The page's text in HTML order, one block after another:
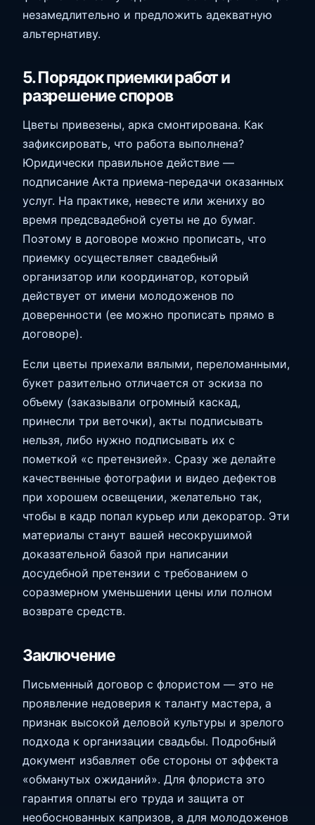
незамедлительно и предложить адекватную
альтернативу.
5. Порядок приемки работ и
разрешение споров
Цветы привезены, арка смонтирована. Как
зафиксировать, что работа выполнена?
Юридически правильное действие —
подписание Акта приема-передачи оказанных
услуг. На практике, невесте или жениху во
время предсвадебной суеты не до бумаг.
Поэтому в договоре можно прописать, что
приемку осуществляет свадебный
организатор или координатор, который
действует от имени молодоженов по
доверенности (ее можно прописать прямо в
договоре).
Если цветы приехали вялыми, переломанными,
букет разительно отличается от эскиза по
объему (заказывали огромный каскад,
принесли три веточки), акты подписывать
нельзя, либо нужно подписывать их с
пометкой «с претензией». Сразу же делайте
качественные фотографии и видео дефектов
при хорошем освещении, желательно так,
чтобы в кадр попал курьер или декоратор. Эти
материалы станут вашей несокрушимой
доказательной базой при написании
досудебной претензии с требованием о
соразмерном уменьшении цены или полном
возврате средств.
Заключение
Письменный договор с флористом — это не
проявление недоверия к таланту мастера, а
признак высокой деловой культуры и зрелого
подхода к организации свадьбы. Подробный
документ избавляет обе стороны от эффекта
«обманутых ожиданий». Для флориста это
гарантия оплаты его труда и защита от
необоснованных капризов, а для молодоженов